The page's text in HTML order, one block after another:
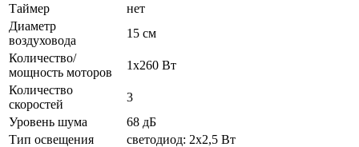
Таймер
нет
Диаметр
воздуховода
15 см
Количество/
мощность моторов
1х260 Вт
Количество
скоростей
3
Уровень шума
68 дБ
Тип освещения
светодиод: 2x2,5 Вт